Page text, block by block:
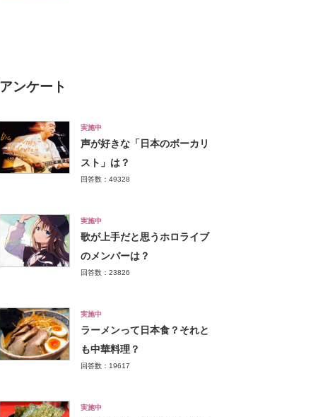
アンケート
実施中
声が好きな「日本のボーカリ
スト」は？
回答数：49328
実施中
歌が上手だと思うホロライブ
のメンバーは？
回答数：23826
実施中
ラーメンって日本食？それと
も中華料理？
回答数：19617
実施中